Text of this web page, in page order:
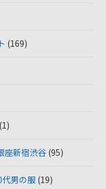
(169)
(1)
座新宿渋谷(95)
男の服 (19)